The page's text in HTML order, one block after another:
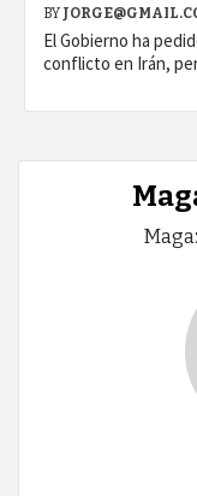
BY
El Gobierno ha
conflicto en Irán,